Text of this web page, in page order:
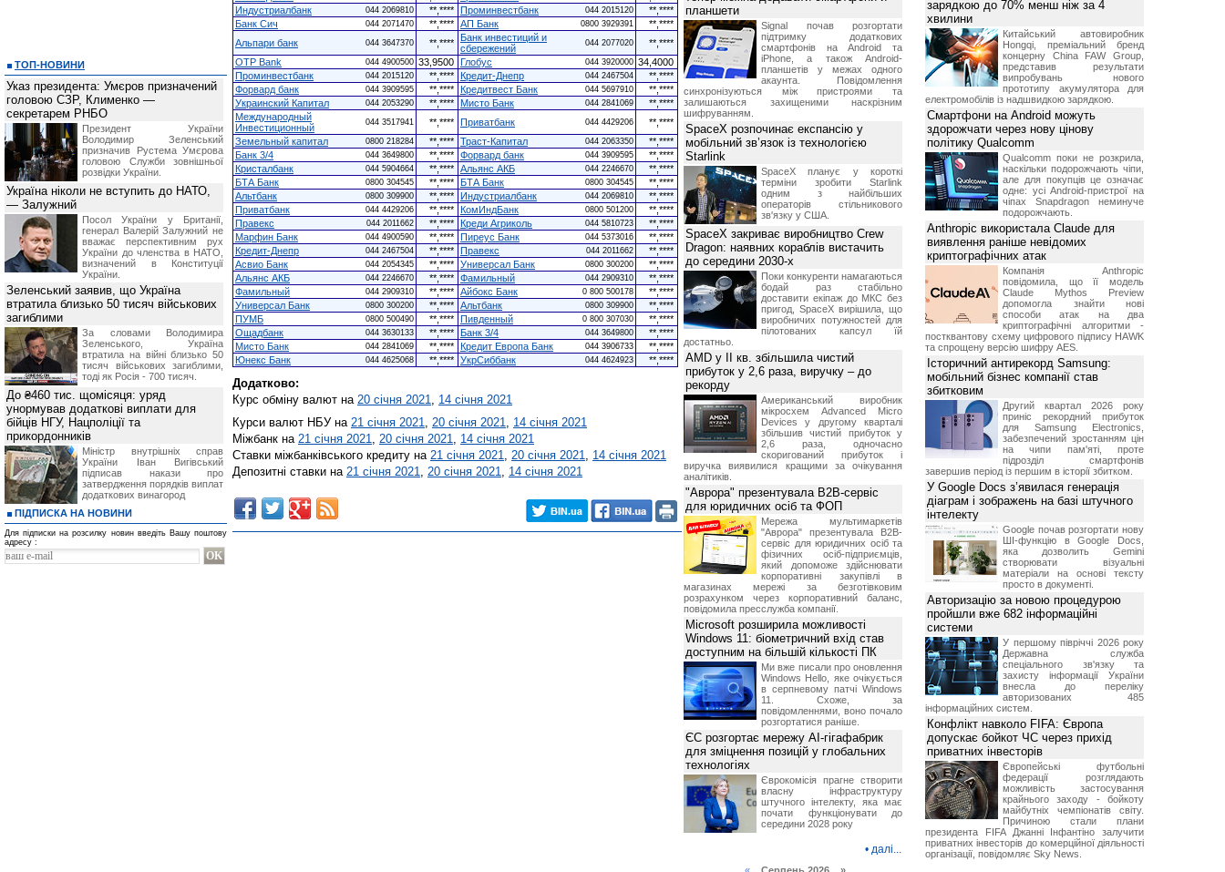
Индустриалбанк
044 2069810 **,**** Проминвестбанк 044 2015120
**,****
Банк Сич
044 2071470 **,**** АП Банк 0800 3929391
**,****
Альпари банк
044 3647370 **,****
Банк инвестиций и
сбережений
044 2077020
**,****
OTP Bank
044 4900500 33,9500 Глобус 044 3920000 34,4000
Проминвестбанк
044 2015120 **,**** Кредит-Днепр 044 2467504
**,****
Форвард банк
044 3909595 **,**** Кредитвест Банк 044 5697910
**,****
Украинский Капитал
044 2053290 **,**** Мисто Банк 044 2841069
**,****
Международный
Инвестиционный
044 3517941 **,**** Приватбанк 044 4429206
**,****
Земельный капитал
0800 218284 **,**** Траст-Капитал 044 2063350
**,****
Банк 3/4
044 3649800 **,**** Форвард банк 044 3909595
**,****
Кристалбанк
044 5904664 **,**** Альянс АКБ 044 2246670
**,****
БТА Банк
0800 304545 **,**** БТА Банк 0800 304545
**,****
Альтбанк
0800 309900 **,**** Индустриалбанк 044 2069810
**,****
Приватбанк
044 4429206 **,**** КомИндБанк 0800 501200
**,****
Правекс
044 2011662 **,**** Креди Агриколь 044 5810723
**,****
Марфин Банк
044 4900590 **,**** Пиреус Банк 044 5373016
**,****
Кредит-Днепр
044 2467504 **,**** Правекс 044 2011662
**,****
Асвио Банк
044 2054345 **,**** Универсал Банк 0800 300200
**,****
Альянс АКБ
044 2246670 **,**** Фамильный 044 2909310
**,****
Фамильный
044 2909310 **,**** Айбокс Банк 0 800 500178
**,****
Универсал Банк
0800 300200 **,**** Альтбанк 0800 309900
**,****
ПУМБ
0800 500490 **,**** Пивденный 0 800 307030
**,****
Ощадбанк
044 3630133 **,**** Банк 3/4 044 3649800
**,****
Мисто Банк
044 2841069 **,**** Кредит Европа Банк 044 3906733
**,****
Юнекс Банк
044 4625068 **,**** УкрСиббанк 044 4624923 **,****
Додатково:
Курс обміну валют на 20 січня 2021, 14 січня 2021
Курси валют НБУ на 21 січня 2021, 20 січня 2021, 14 січня 2021
Міжбанк на 21 січня 2021, 20 січня 2021, 14 січня 2021
Ставки міжбанківського кредиту на 21 січня 2021, 20 січня 2021, 14 січня 2021
Депозитні ставки на 21 січня 2021, 20 січня 2021, 14 січня 2021
ТОП-НОВИНИ
Указ президента: Умєров призначений
головою СЗР, Клименко —
секретарем РНБО
Президент України
Володимир Зеленський
призначив Pустема Умєрова
головою Служби зовнішньої
розвідки України.
Україна ніколи не вступить до НАТО,
— Залужний
Посол України у Британії,
генерал Валерій Залужний не
вважає перспективним рух
України до членства в НАТО,
визначений в Конституції
України.
Зеленський заявив, що Україна
втратила близько 50 тисяч військових
загиблими
За словами Володимира
Зеленського, Україна
втратила на війні близько 50
тисяч військових загиблими,
тоді як Росія - 700 тисяч.
До ₴460 тис. щомісяця: уряд
унормував додаткові виплати для
бійців НГУ, Нацполіції та
прикордонників
Міністр внутрішніх справ
України Іван Вигівський
підписав накази про
затвердження порядків виплат
додаткових винагород
ПІДПИСКА НА НОВИНИ
Для підписки на розсилку новин введіть Вашу поштову
адресу :
планшети
Signal почав розгортати
підтримку додаткових
смартфонів на Android та
iPhone, а також Android-
планшетів у межах одного
акаунта. Повідомлення
синхронізуються між пристроями та
залишаються захищеними наскрізним
шифруванням.
SpaceX розпочинає експансію у
мобільний зв’язок із технологією
Starlink
SpaceX планує у короткі
терміни зробити Starlink
одним з найбільших
операторів стільникового
зв'язку у США.
SpaceX закриває виробництво Crew
Dragon: наявних кораблів вистачить
до середини 2030-х
Поки конкуренти намагаються
бодай раз стабільно
доставити екіпаж до МКС без
пригод, SpaceX вирішила, що
виробничих потужностей для
пілотованих капсул їй
достатньо.
AMD у II кв. збільшила чистий
прибуток у 2,6 раза, виручку – до
рекорду
Американський виробник
мікросхем Advanced Micro
Devices у другому кварталі
збільшив чистий прибуток у
2,6 раза, одночасно
скоригований прибуток і
виручка виявилися кращими за очікування
аналітиків.
"Аврора" презентувала B2B-сервіс
для юридичних осіб та ФОП
Мережа мультимаркетів
"Аврора" презентувала B2B-
сервіс для юридичних осіб та
фізичних осіб-підприємців,
який допоможе здійснювати
корпоративні закупівлі в
магазинах мережі за безготівковим
розрахунком через корпоративний баланс,
повідомила пресслужба компанії.
Microsoft розширила можливості
Windows 11: біометричний вхід став
доступним на більшій кількості ПК
Ми вже писали про оновлення
Windows Hello, яке очікується
в серпневому патчі Windows
11. Схоже, за
повідомленнями, воно почало
розгортатися раніше.
ЄС розгортає мережу AI-гігафабрик
для зміцнення позицій у глобальних
технологіях
Єврокомісія прагне створити
власну інфраструктуру
штучного інтелекту, яка має
почати функціонувати до
середини 2028 року
• далі...
зарядкою до 70% менш ніж за 4
хвилини
Китайський автовиробник
Hongqi, преміальний бренд
концерну China FAW Group,
представив результати
випробувань нового
прототипу акумулятора для
електромобілів із надшвидкою зарядкою.
Смартфони на Android можуть
здорожчати через нову цінову
політику Qualcomm
Qualcomm поки не розкрила,
наскільки подорожчають чіпи,
але для покупців це означає
одне: усі Android-пристрої на
чіпах Snapdragon неминуче
подорожчають.
Anthropic використала Claude для
виявлення раніше невідомих
криптографічних атак
Компанія Anthropic
повідомила, що її модель
Claude Mythos Preview
допомогла знайти нові
способи атак на два
криптографічні алгоритми -
постквантову схему цифрового підпису HAWK
та спрощену версію шифру AES.
Історичний антирекорд Samsung:
мобільний бізнес компанії став
збитковим
Другий квартал 2026 року
приніс рекордний прибуток
для Samsung Electronics,
забезпечений зростанням цін
на чипи пам'яті, проте
підрозділ смартфонів
завершив період із першим в історії збитком.
У Google Docs з’явилася генерація
діаграм і зображень на базі штучного
інтелекту
Google почав розгортати нову
ШІ-функцію в Google Docs,
яка дозволить Gemini
створювати візуальні
матеріали на основі тексту
просто в документі.
Авторизацію за новою процедурою
пройшли вже 682 інформаційні
системи
У першому півріччі 2026 року
Державна служба
спеціального зв'язку та
захисту інформації України
внесла до переліку
авторизованих 485
інформаційних систем.
Конфлікт навколо FIFA: Європа
допускає бойкот ЧС через прихід
приватних інвесторів
Європейські футбольні
федерації розглядають
можливість застосування
крайнього заходу - бойкоту
майбутніх чемпіонатів світу.
Причиною стали плани
президента FIFA Джанні Інфантіно залучити
приватних інвесторів до комерційної діяльності
організації, повідомляє Sky News.